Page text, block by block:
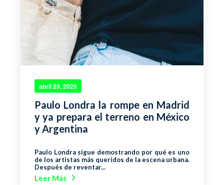
abril 29, 2025
Paulo Londra la rompe en Madrid
y ya prepara el terreno en México
y Argentina
Paulo Londra sigue demostrando por qué es uno
de los artistas más queridos de la escena urbana.
Después de reventar...
Leer Más